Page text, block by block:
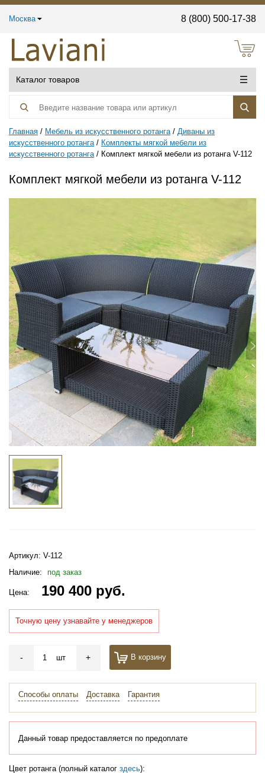
Москва 8 (800) 500-17-38
Каталог товаров
Главная Мебель из искусственного ротанга
Диваны из
искусственного ротанга
Комплекты мягкой мебели из
искусственного ротанга
Комплект мягкой мебели из ротанга V-112
Комплект мягкой мебели из ротанга V-112
Артикул: V-112
Наличие:
под заказ
Цена: 190 400 руб.
Точную цену узнавайте у менеджеров
- шт + В корзину
Способы оплаты Доставка Гарантия
Данный товар предоставляется по предоплате
Цвет ротанга (полный каталог здесь):